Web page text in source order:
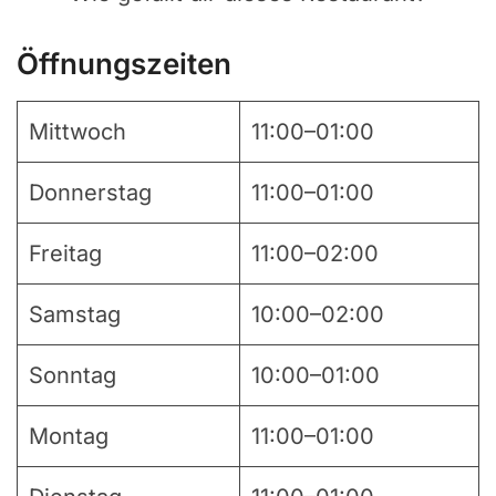
Öffnungszeiten
Mittwoch 11:00–01:00
Donnerstag 11:00–01:00
Freitag 11:00–02:00
Samstag 10:00–02:00
Sonntag 10:00–01:00
Montag 11:00–01:00